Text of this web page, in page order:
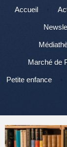
Menu
Aller au contenu
Accueil
Marché de
Petite enfance